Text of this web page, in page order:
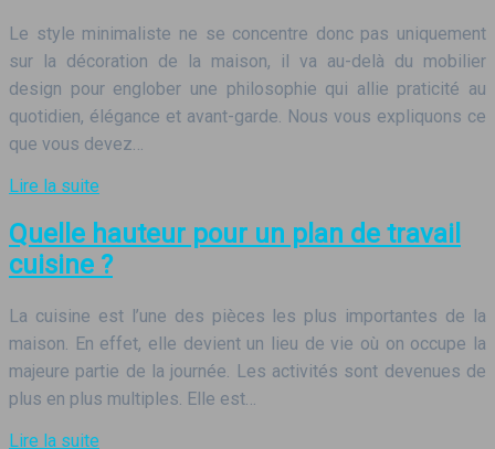
Le style minimaliste ne se concentre donc pas uniquement
sur la décoration de la maison, il va au-delà du mobilier
design pour englober une philosophie qui allie praticité au
quotidien, élégance et avant-garde. Nous vous expliquons ce
que vous devez…
Lire la suite
Quelle hauteur pour un plan de travail
cuisine ?
La cuisine est l’une des pièces les plus importantes de la
maison. En effet, elle devient un lieu de vie où on occupe la
majeure partie de la journée. Les activités sont devenues de
plus en plus multiples. Elle est…
Lire la suite